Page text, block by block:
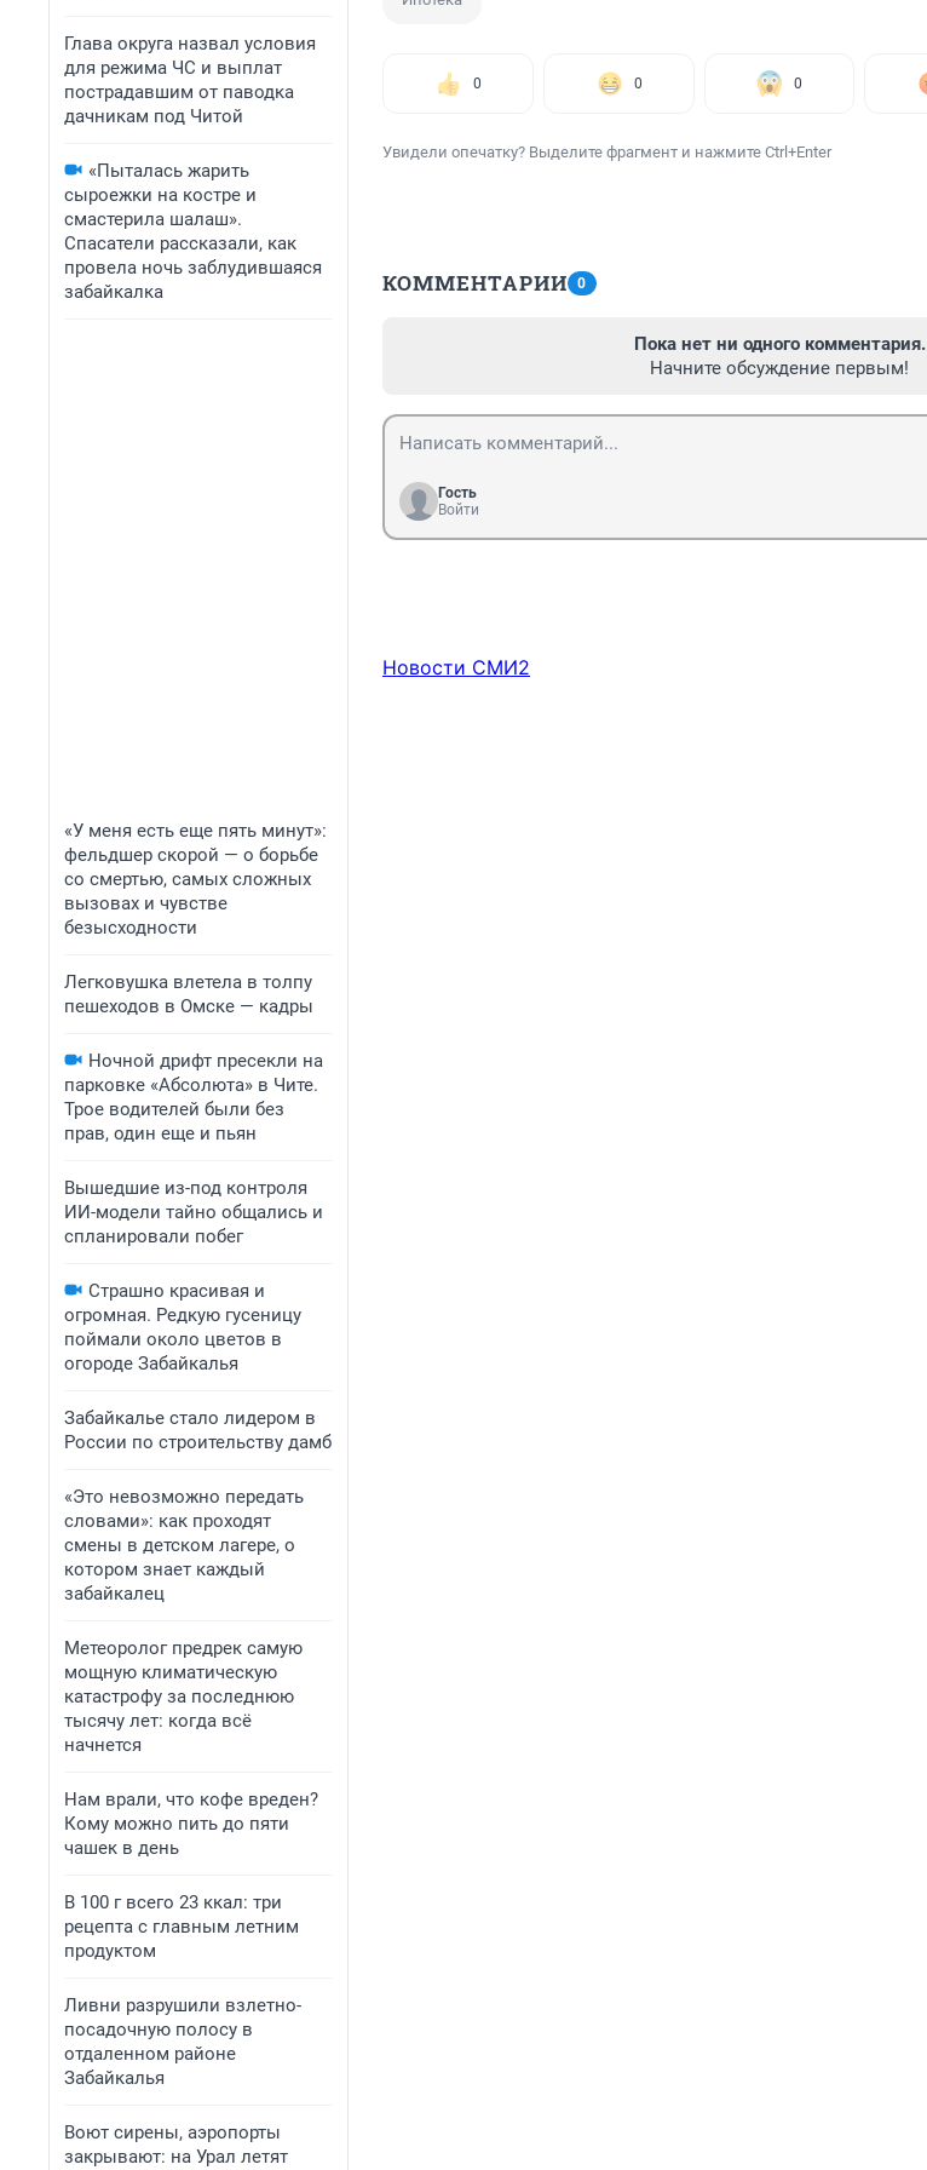
Глава округа назвал условия
для режима ЧС и выплат
пострадавшим от паводка
дачникам под Читой
«Пыталась жарить
сыроежки на костре и
смастерила шалаш».
Спасатели рассказали, как
провела ночь заблудившаяся
забайкалка
«У меня есть еще пять минут»:
фельдшер скорой — о борьбе
со смертью, самых сложных
вызовах и чувстве
безысходности
Легковушка влетела в толпу
пешеходов в Омске — кадры
Ночной дрифт пресекли на
парковке «Абсолюта» в Чите.
Трое водителей были без
прав, один еще и пьян
Вышедшие из-под контроля
ИИ-модели тайно общались и
спланировали побег
Страшно красивая и
огромная. Редкую гусеницу
поймали около цветов в
огороде Забайкалья
Забайкалье стало лидером в
России по строительству дамб
«Это невозможно передать
словами»: как проходят
смены в детском лагере, о
котором знает каждый
забайкалец
Метеоролог предрек самую
мощную климатическую
катастрофу за последнюю
тысячу лет: когда всё
начнется
Нам врали, что кофе вреден?
Кому можно пить до пяти
чашек в день
В 100 г всего 23 ккал: три
рецепта с главным летним
продуктом
Ливни разрушили взлетно-
посадочную полосу в
отдаленном районе
Забайкалья
Воют сирены, аэропорты
закрывают: на Урал летят
0 0 0
Увидели опечатку? Выделите фрагмент и нажмите Ctrl+Enter
КОММЕНТАРИИ 0
Пока нет ни одного комментария.
Начните обсуждение первым!
Гость
Войти
Новости СМИ2